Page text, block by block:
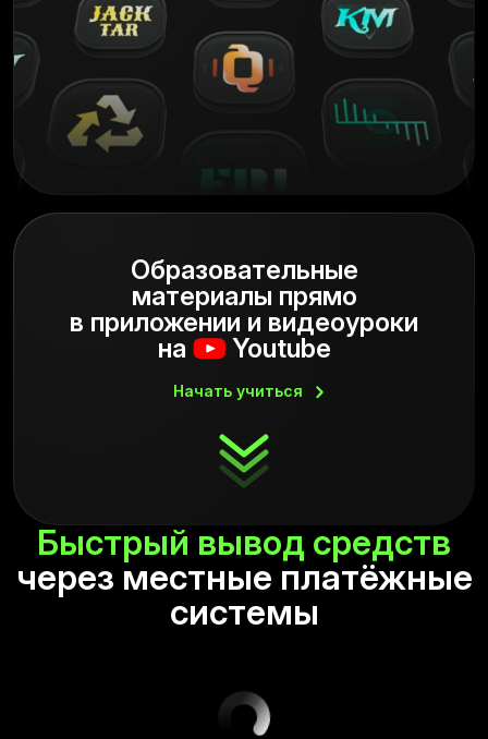
Образовательные
материалы прямо
в приложении и видеоуроки
на
Youtube
Начать учиться
Быстрый вывод средств
через местные платёжные
системы